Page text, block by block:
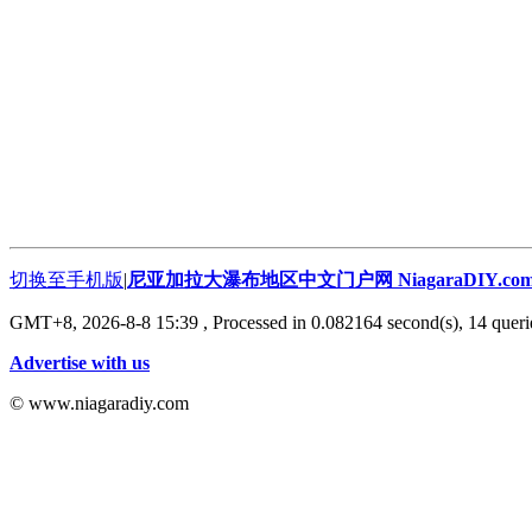
切换至手机版|尼亚加拉大瀑布地区中文门户网
GMT+8, 2026-8-8 15:39 , Processed in 0.082164 second(s), 14
Advertise with us
© www.niagaradiy.com